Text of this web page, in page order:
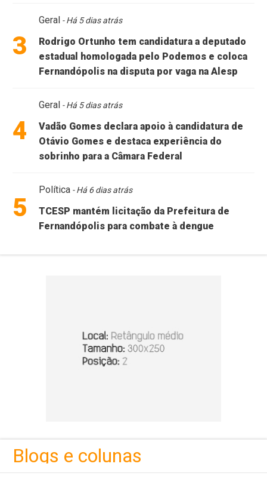
3
Geral - Há 5 dias atrás
Rodrigo Ortunho tem candidatura a deputado
estadual homologada pelo Podemos e coloca
Fernandópolis na disputa por vaga na Alesp
4
Geral - Há 5 dias atrás
Vadão Gomes declara apoio à candidatura de
Otávio Gomes e destaca experiência do
sobrinho para a Câmara Federal
5
Política- Há 6 dias atrás
TCESP mantém licitação da Prefeitura de
Fernandópolis para combate à dengue
Blogs e colunas